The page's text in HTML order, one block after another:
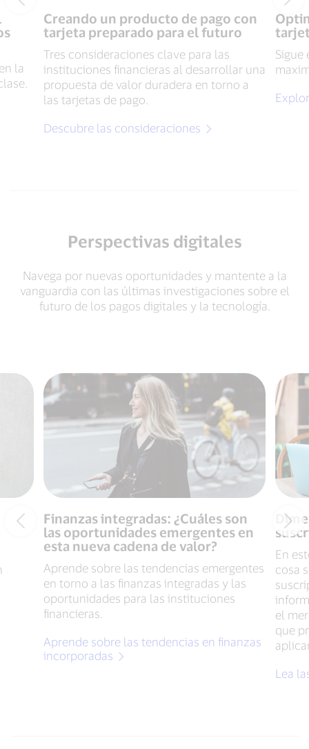
la
Creando un producto de pago con
tarjeta preparado para el futuro
Tres consideraciones clave para las
instituciones financieras al desarrollar una
propuesta de valor duradera en torno a
las tarjetas de pago.
Descubre las consideraciones
Sigue
Perspectivas digitales
Navega por nuevas oportunidades y mantente a la
vanguardia con las últimas investigaciones sobre el
futuro de los pagos digitales y la tecnología.
Finanzas integradas: ¿Cuáles son
las oportunidades emergentes en
esta nueva cadena de valor?
Aprende sobre las tendencias emergentes
en torno a las finanzas integradas y las
oportunidades para las instituciones
financieras.
Aprende sobre las tendencias en finanzas
incorporadas
En
cosa
el
que
Lea